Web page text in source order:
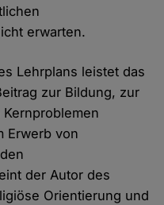
erwarten.
Lehrplans leistet das
zur Bildung, zur
Erwerb von
der Autor des
Orientierung und